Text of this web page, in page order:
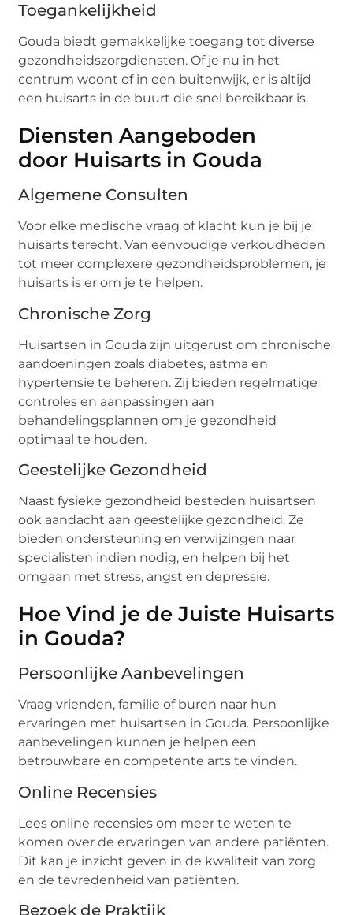
Toegankelijkheid
Gouda biedt gemakkelijke toegang tot diverse
gezondheidszorgdiensten. Of je nu in het
centrum woont of in een buitenwijk, er is altijd
een huisarts in de buurt die snel bereikbaar is.
Diensten Aangeboden
door Huisarts in Gouda
Algemene Consulten
Voor elke medische vraag of klacht kun je bij je
huisarts terecht. Van eenvoudige verkoudheden
tot meer complexere gezondheidsproblemen, je
huisarts is er om je te helpen.
Chronische Zorg
Huisartsen in Gouda zijn uitgerust om chronische
aandoeningen zoals diabetes, astma en
hypertensie te beheren. Zij bieden regelmatige
controles en aanpassingen aan
behandelingsplannen om je gezondheid
optimaal te houden.
Geestelijke Gezondheid
Naast fysieke gezondheid besteden huisartsen
ook aandacht aan geestelijke gezondheid. Ze
bieden ondersteuning en verwijzingen naar
specialisten indien nodig, en helpen bij het
omgaan met stress, angst en depressie.
Hoe Vind je de Juiste Huisarts
in Gouda?
Persoonlijke Aanbevelingen
Vraag vrienden, familie of buren naar hun
ervaringen met huisartsen in Gouda. Persoonlijke
aanbevelingen kunnen je helpen een
betrouwbare en competente arts te vinden.
Online Recensies
Lees online recensies om meer te weten te
komen over de ervaringen van andere patiënten.
Dit kan je inzicht geven in de kwaliteit van zorg
en de tevredenheid van patiënten.
Bezoek de Praktijk